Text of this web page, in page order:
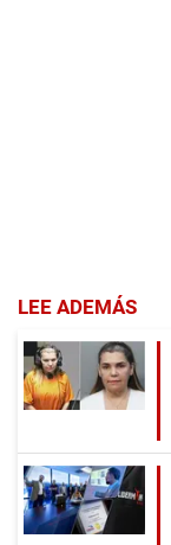
LEE ADEMÁS